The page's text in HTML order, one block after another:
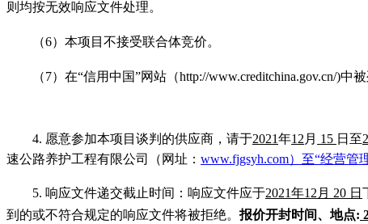
则均按无效响应文件处理。
（6）本项目不接受联合体竞价。
（7）在“信用中国”网站（http://www.creditchina.gov.cn/)
4. 愿意参加本项目谈判的供应商，请于2021年12 月 15 日至
速公路养护工程有限公司（网址： www.fjgsyh.com）至“经营管
5. 响应文件递交截止时间：响应文件应于2021年12月 20 日
到的或不符合规定的响应文件将被拒绝。 报价开封时间、地点: